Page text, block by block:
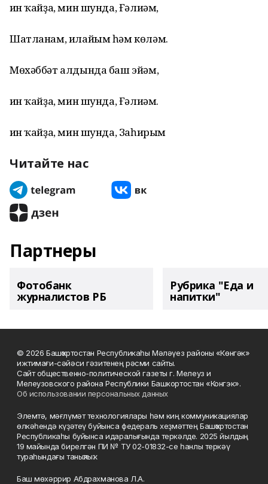
Һин ҡайҙа, мин шунда, Ғәлиәм,
Шатланам, илайым һәм көләм.
Мөхәббәт алдында баш эйәм,
Һин ҡайҙа, мин шунда, Ғәлиәм.
Һин ҡайҙа, мин шунда, Заһирым
Читайте нас
Партнеры
Фотобанк
журналистов РБ
Рубрика "Еда и
напитки"
© 2026 Башҡортостан Республикаһы Мәләүез районы «Көнгәк»
ижтимағи-сәйәси гәзитенең рәсми сайты.
Сайт общественно-политической газеты г. Мелеуз и
Мелеузовского района Республики Башкортостан «Конгэк».
Об использовании персональных данных
Элемтә, мәғлүмәт технологиялары һәм киң коммуникациялар
өлкәһендә күҙәтеү буйынса федераль хеҙмәттең Башҡортостан
Республикаһы буйынса идаралығында теркәлде. 2025 йылдың
19 майында бирелгән ПИ № ТУ 02-01832-се һанлы теркәү
тураһындағы таныҡлыҡ.
Баш мөхәррир Абдрахманова Л.А.